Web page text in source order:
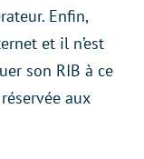
Enfin,
et il n’est
son RIB à ce
aux